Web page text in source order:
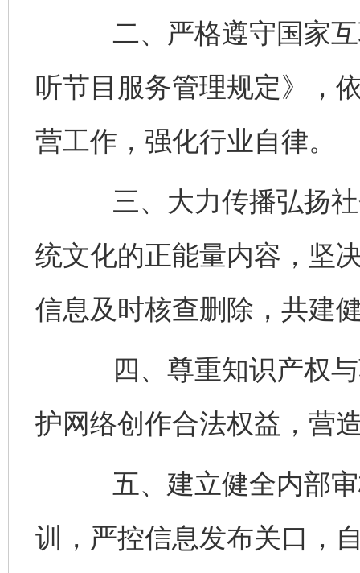
二、严格遵守国家互
听节目服务管理规定》，
营工作，强化行业自律。
三、大力传播弘扬社
统文化的正能量内容，坚
信息及时核查删除，共建
四、尊重知识产权与
护网络创作合法权益，营
五、建立健全内部审
训，严控信息发布关口，